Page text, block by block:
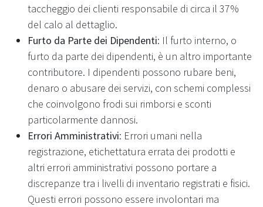
taccheggio dei clienti responsabile di circa il 37%
del calo al dettaglio.
Furto da Parte dei Dipendenti: Il furto interno, o
furto da parte dei dipendenti, è un altro importante
contributore. I dipendenti possono rubare beni,
denaro o abusare dei servizi, con schemi complessi
che coinvolgono frodi sui rimborsi e sconti
particolarmente dannosi.
Errori Amministrativi: Errori umani nella
registrazione, etichettatura errata dei prodotti e
altri errori amministrativi possono portare a
discrepanze tra i livelli di inventario registrati e fisici.
Questi errori possono essere involontari ma